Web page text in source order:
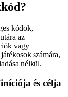
kódok,
az
vagy
számára,
nélkül.
és célja